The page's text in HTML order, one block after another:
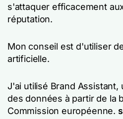
s'attaquer efficacement
réputation.
Mon conseil est d'utiliser
artificielle.
J'ai utilisé Brand Assistant,
des données à partir de la
Commission européenne.